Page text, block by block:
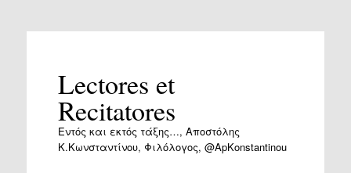
Lectores et
Recitatores
Εντός και εκτός τάξης…, Αποστόλης
Κ.Κωνσταντίνου, Φιλόλογος, @ApKonstantinou